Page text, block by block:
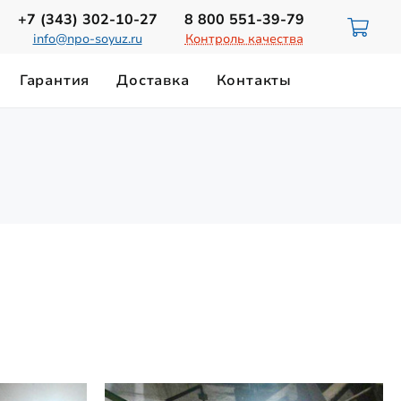
+7 (343) 302-10-27
info@npo-soyuz.ru
8 800 551-39-79
Контроль качества
Гарантия Доставка Контакты